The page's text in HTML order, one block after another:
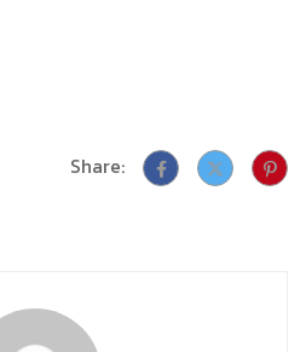
Share: